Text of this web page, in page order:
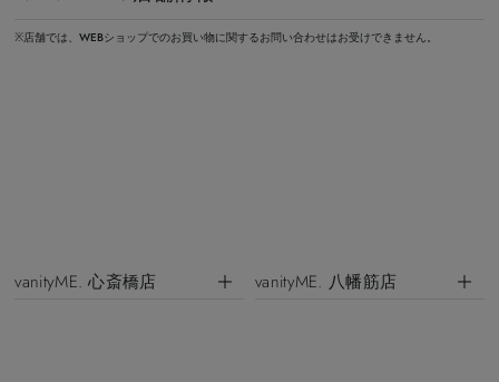
※店舗では、WEBショップでのお買い物に関するお問い合わせはお受けできません。
vanityME. 心斎橋店 vanityME. 八幡筋店